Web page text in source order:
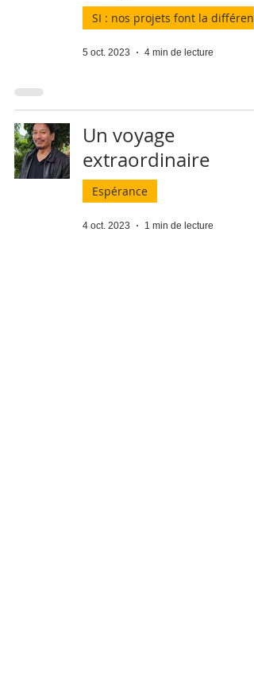
SI : nos projets font la
5 oct. 2023 4 min de lecture
Un voyage
extraordinaire
Espérance
4 oct. 2023 1 min de lecture